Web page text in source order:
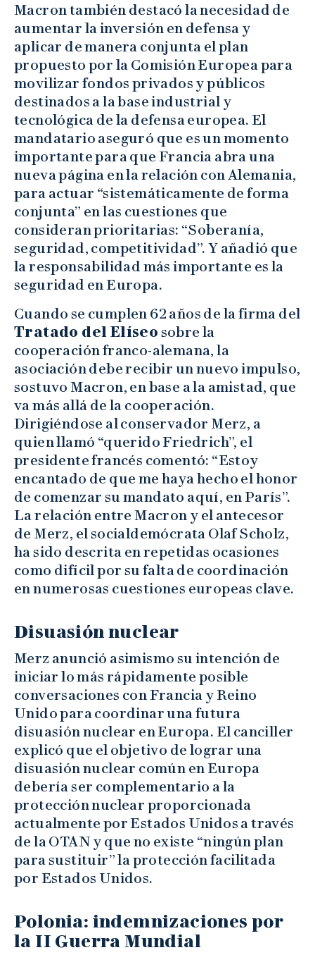
Macron también destacó la necesidad de
aumentar la inversión en defensa y
aplicar de manera conjunta el plan
propuesto por la Comisión Europea para
movilizar fondos privados y públicos
destinados a la base industrial y
tecnológica de la defensa europea. El
mandatario aseguró que es un momento
importante para que Francia abra una
nueva página en la relación con Alemania,
para actuar “sistemáticamente de forma
conjunta” en las cuestiones que
consideran prioritarias: “Soberanía,
seguridad, competitividad”. Y añadió que
la responsabilidad más importante es la
seguridad en Europa.
Cuando se cumplen 62 años de la firma del
Tratado del Elíseo sobre la
cooperación franco-alemana, la
asociación debe recibir un nuevo impulso,
sostuvo Macron, en base a la amistad, que
va más allá de la cooperación.
Dirigiéndose al conservador Merz, a
quien llamó “querido Friedrich”, el
presidente francés comentó: “Estoy
encantado de que me haya hecho el honor
de comenzar su mandato aquí, en París”.
La relación entre Macron y el antecesor
de Merz, el socialdemócrata Olaf Scholz,
ha sido descrita en repetidas ocasiones
como difícil por su falta de coordinación
en numerosas cuestiones europeas clave.
Disuasión nuclear
Merz anunció asimismo su intención de
iniciar lo más rápidamente posible
conversaciones con Francia y Reino
Unido para coordinar una futura
disuasión nuclear en Europa. El canciller
explicó que el objetivo de lograr una
disuasión nuclear común en Europa
debería ser complementario a la
protección nuclear proporcionada
actualmente por Estados Unidos a través
de la OTAN y que no existe “ningún plan
para sustituir” la protección facilitada
por Estados Unidos.
Polonia: indemnizaciones por
la II Guerra Mundial